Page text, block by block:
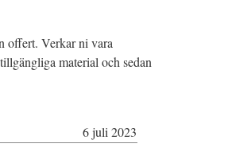
offert. Verkar ni vara
material och sedan
6 juli 2023